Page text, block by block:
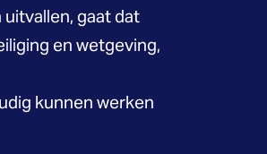
gaat dat
en wetgeving,
kunnen werken